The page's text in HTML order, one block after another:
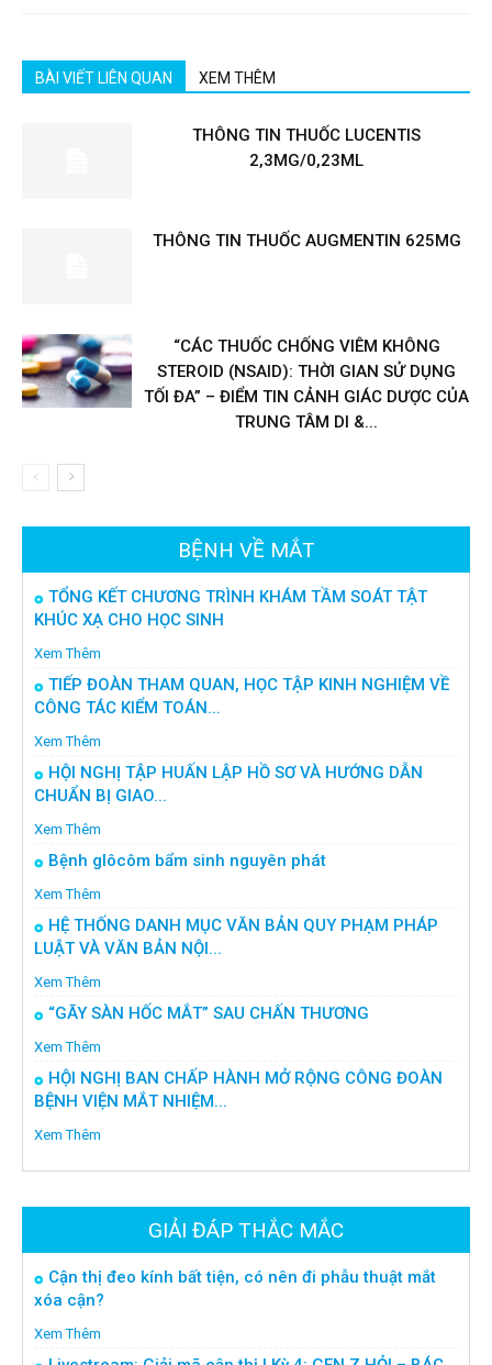
BÀI VIẾT LIÊN QUAN XEM THÊM
THÔNG TIN THUỐC LUCENTIS
2,3MG/0,23ML
THÔNG TIN THUỐC AUGMENTIN 625MG
“CÁC THUỐC CHỐNG VIÊM KHÔNG
STEROID (NSAID): THỜI GIAN SỬ DỤNG
TỐI ĐA” – ĐIỂM TIN CẢNH GIÁC DƯỢC CỦA
TRUNG TÂM DI &...
BỆNH VỀ MẮT
TỔNG KẾT CHƯƠNG TRÌNH KHÁM TẦM SOÁT TẬT
KHÚC XẠ CHO HỌC SINH
Xem Thêm
TIẾP ĐOÀN THAM QUAN, HỌC TẬP KINH NGHIỆM VỀ
CÔNG TÁC KIỂM TOÁN...
Xem Thêm
HỘI NGHỊ TẬP HUẤN LẬP HỒ SƠ VÀ HƯỚNG DẪN
CHUẨN BỊ GIAO...
Xem Thêm
Bệnh glôcôm bẩm sinh nguyên phát
Xem Thêm
HỆ THỐNG DANH MỤC VĂN BẢN QUY PHẠM PHÁP
LUẬT VÀ VĂN BẢN NỘI...
Xem Thêm
“GÃY SÀN HỐC MẮT” SAU CHẤN THƯƠNG
Xem Thêm
HỘI NGHỊ BAN CHẤP HÀNH MỞ RỘNG CÔNG ĐOÀN
BỆNH VIỆN MẮT NHIỆM...
Xem Thêm
GIẢI ĐÁP THẮC MẮC
Cận thị đeo kính bất tiện, có nên đi phẫu thuật mắt
xóa cận?
Xem Thêm